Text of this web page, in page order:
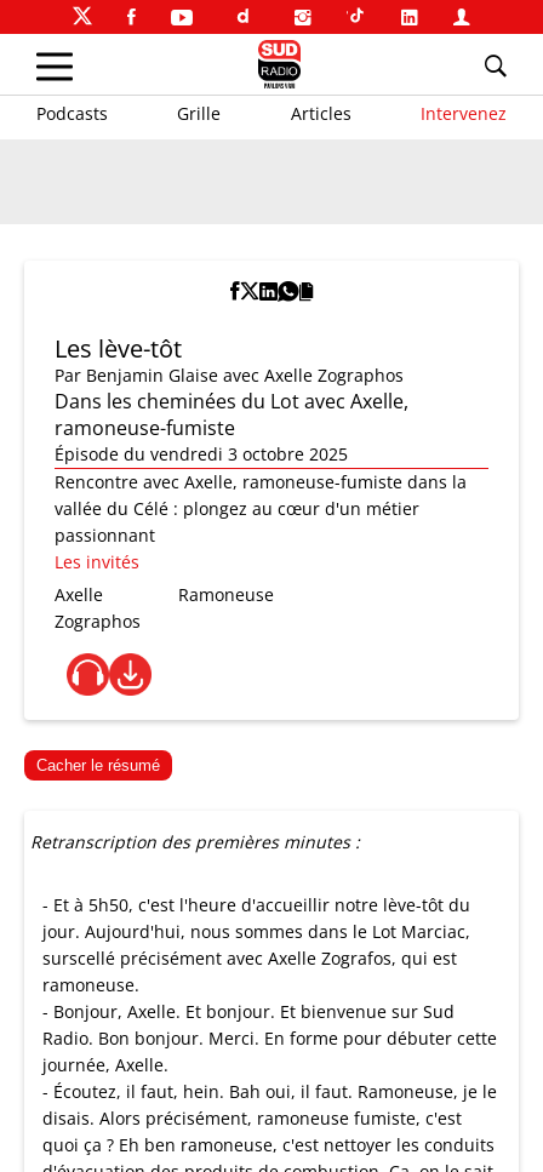
Podcasts Grille Articles Intervenez
Les lève-tôt
Par Benjamin Glaise avec Axelle Zographos
Dans les cheminées du Lot avec Axelle,
ramoneuse-fumiste
Épisode du vendredi 3 octobre 2025
Rencontre avec Axelle, ramoneuse-fumiste dans la
vallée du Célé : plongez au cœur d'un métier
passionnant
Les invités
Axelle
Zographos
Ramoneuse
Cacher le résumé
Retranscription des premières minutes :
- Et à 5h50, c'est l'heure d'accueillir notre lève-tôt du
jour. Aujourd'hui, nous sommes dans le Lot Marciac,
surscellé précisément avec Axelle Zografos, qui est
ramoneuse.
- Bonjour, Axelle. Et bonjour. Et bienvenue sur Sud
Radio. Bon bonjour. Merci. En forme pour débuter cette
journée, Axelle.
- Écoutez, il faut, hein. Bah oui, il faut. Ramoneuse, je le
disais. Alors précisément, ramoneuse fumiste, c'est
quoi ça ? Eh ben ramoneuse, c'est nettoyer les conduits